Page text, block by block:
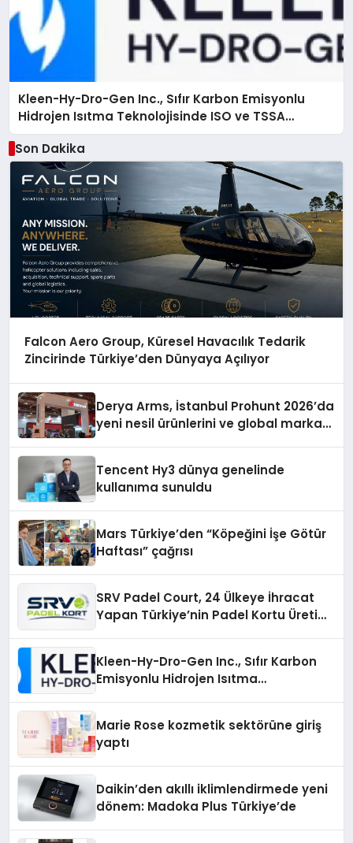
Kleen-Hy-Dro-Gen Inc., Sıfır Karbon Emisyonlu
Hidrojen Isıtma Teknolojisinde ISO ve TSSA
Düzenleyici Onaylarını Aldı
Son Dakika
Falcon Aero Group, Küresel Havacılık Tedarik
Zincirinde Türkiye’den Dünyaya Açılıyor
Derya Arms, İstanbul Prohunt 2026’da
yeni nesil ürünlerini ve global marka
Tencent Hy3 dünya genelinde
kullanıma sunuldu
Mars Türkiye’den “Köpeğini İşe Götür
Haftası” çağrısı
SRV Padel Court, 24 Ülkeye İhracat
Yapan Türkiye’nin Padel Kortu Üretim
Kleen-Hy-Dro-Gen Inc., Sıfır Karbon
Emisyonlu Hidrojen Isıtma
Marie Rose kozmetik sektörüne giriş
yaptı
Daikin’den akıllı iklimlendirmede yeni
dönem: Madoka Plus Türkiye’de